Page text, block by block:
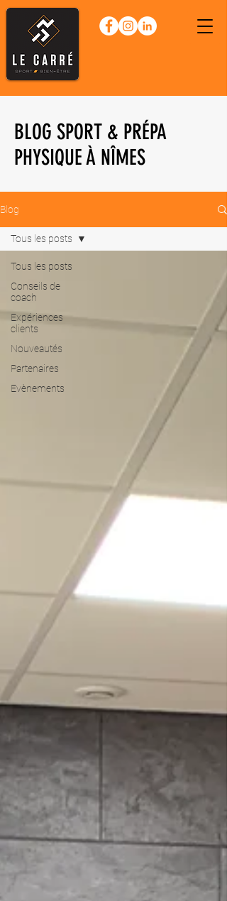
BLOG SPORT & PRÉPA
PHYSIQUE À NÎMES
Blog
Tous les posts
Conseils de
coach
Expériences
clients
Nouveautés
Partenaires
Evènements
Tous les posts